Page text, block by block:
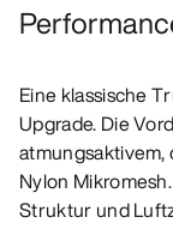
Eine klassische
Upgrade. Die
Nylon
Struktur und